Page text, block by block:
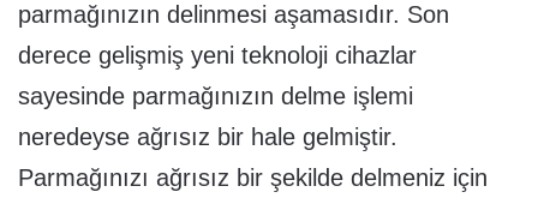
parmağınızın delinmesi aşamasıdır. Son
derece gelişmiş yeni teknoloji cihazlar
sayesinde parmağınızın delme işlemi
neredeyse ağrısız bir hale gelmiştir.
Parmağınızı ağrısız bir şekilde delmeniz için